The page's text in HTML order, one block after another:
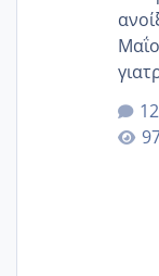
Μαΐου εγώ είμαι 9 εβδ